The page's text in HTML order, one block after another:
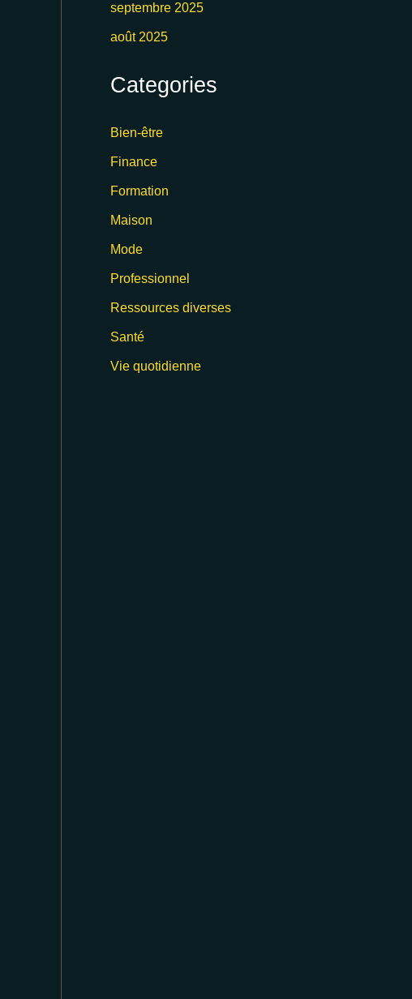
septembre 2025
août 2025
Categories
Bien-être
Finance
Formation
Maison
Mode
Professionnel
Ressources diverses
Santé
Vie quotidienne